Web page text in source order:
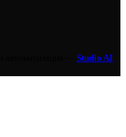
Studio AI